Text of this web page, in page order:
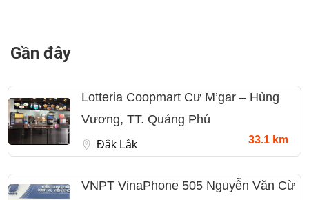
Gần đây
Lotteria Coopmart Cư M’gar – Hùng
Vương, TT. Quảng Phú
Đắk Lắk 33.1 km
VNPT VinaPhone 505 Nguyễn Văn Cừ